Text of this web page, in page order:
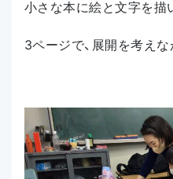
小さな本に絵と文字を描
3ページで、展開を考え